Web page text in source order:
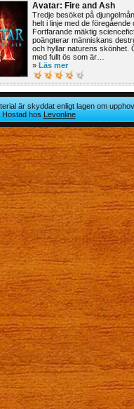
Avatar: Fire and Ash
Tredje besöket på
helt i linje med de föregående
Fortfarande mäktig
poängterar människans
och hyllar naturens skönhet.
med fullt ös som är…
» Läs mer
är skyddat enligt lagen om
Hostad hosLevonline